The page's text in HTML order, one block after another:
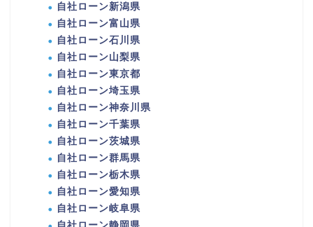
自社ローン新潟県
自社ローン富山県
自社ローン石川県
自社ローン山梨県
自社ローン東京都
自社ローン埼玉県
自社ローン神奈川県
自社ローン千葉県
自社ローン茨城県
自社ローン群馬県
自社ローン栃木県
自社ローン愛知県
自社ローン岐阜県